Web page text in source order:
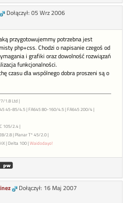
Dołączył: 05 Wrz 2006
przygotowujemmy potrzebna jest
php+css. Chodzi o napisanie czegoś od
i grafiki oraz dowolność rozwiązań
funkcjonalności.
czasu dla wspólnego dobra proszeni są o
1.8 Ltd |
45-85/4.5 | FA645 80-160/4.5 | FA645 200/4 |
105/2.4 |
2.8 | Planar T* 45/2.0 |
| Delta 100 |Waidodayo!
Dołączył: 16 Maj 2007